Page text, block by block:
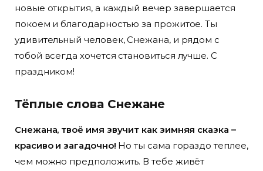
новые открытия, а каждый вечер завершается
покоем и благодарностью за прожитое. Ты
удивительный человек, Снежана, и рядом с
тобой всегда хочется становиться лучше. С
праздником!
Тёплые слова Снежане
Снежана, твоё имя звучит как зимняя сказка –
красиво и загадочно! Но ты сама гораздо теплее,
чем можно предположить. В тебе живёт